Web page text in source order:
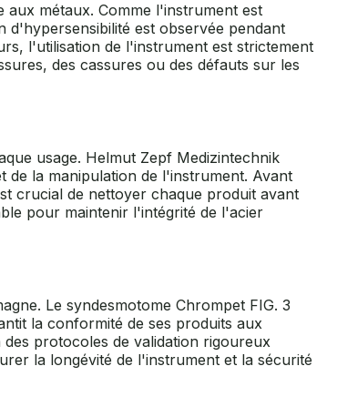
métaux. Comme l'instrument est
d'hypersensibilité est observée pendant
l'utilisation de l'instrument est strictement
des cassures ou des défauts sur les
usage. Helmut Zepf Medizintechnik
de la manipulation de l'instrument. Avant
crucial de nettoyer chaque produit avant
pour maintenir l'intégrité de l'acier
Le syndesmotome Chrompet FIG. 3
la conformité de ses produits aux
protocoles de validation rigoureux
la longévité de l'instrument et la sécurité